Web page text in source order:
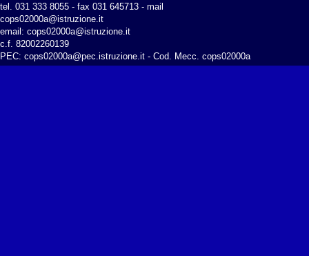
tel. 031 333 8055 - fax 031 645713 - mail
cops02000a@istruzione.it
email: cops02000a@istruzione.it
c.f. 82002260139
PEC: cops02000a@pec.istruzione.it - Cod. Mecc. cops02000a